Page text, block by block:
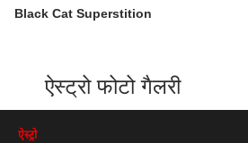
Black Cat Superstition
ऐस्ट्रो फोटो गैलरी
ऐस्ट्रो